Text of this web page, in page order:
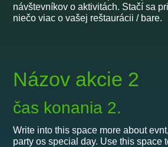
návštevníkov o aktivitách. Stačí sa
niečo viac o vašej reštaurácii / bare.
Názov akcie 2
čas konania 2.
Write into this space more about
party os special day. Use this space